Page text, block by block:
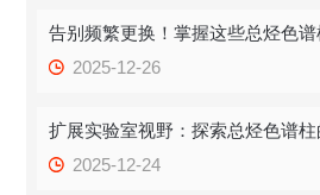
2025-12-26
2025-12-24